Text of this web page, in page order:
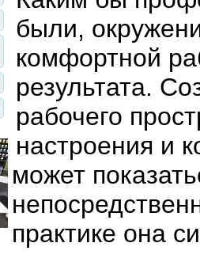
были,
комфортной
результата.
рабочего
настроения и
может
практике она